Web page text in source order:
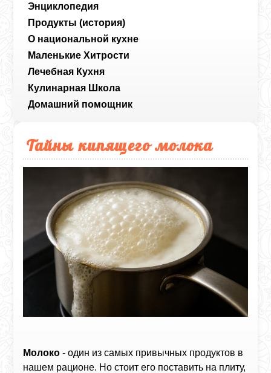
Энциклопедия
Продукты (история)
О национальной кухне
Маленькие Хитрости
Лечебная Кухня
Кулинарная Школа
Домашний помощник
Тайны кипящего молока
Молоко - один из самых привычных продуктов в
нашем рационе. Но стоит его поставить на плиту,